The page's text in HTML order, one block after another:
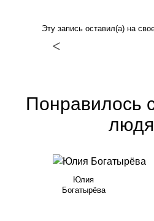
Эту запись оставил(а) на
<
Понравилось
Юлия
Богатырёва